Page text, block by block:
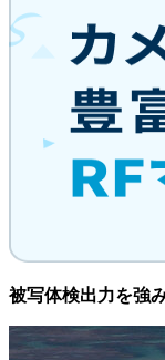
被写体検出力を強